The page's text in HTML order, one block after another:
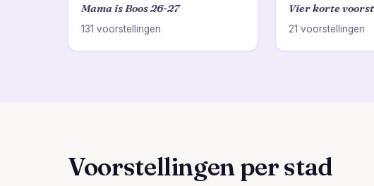
Mama is Boos 26-27
131 voorstellingen
Vier korte
21 voorstellingen
Voorstellingen per stad